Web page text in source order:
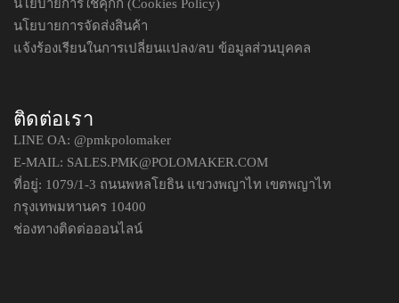
นโยบายการใช้คุกกี้ (Cookies Policy)
นโยบายการจัดส่งสินค้า
แจ้งร้องเรียนในการเปลี่ยนแปลง/ลบ ข้อมูลส่วนบุคคล
ติดต่อเรา
LINE OA: @pmkpolomaker
E-MAIL: SALES.PMK@POLOMAKER.COM
ที่อยู่: 1079/1-3 ถนนพหลโยธิน แขวงพญาไท เขตพญาไท
กรุงเทพมหานคร 10400
ช่องทางติดต่อออนไลน์